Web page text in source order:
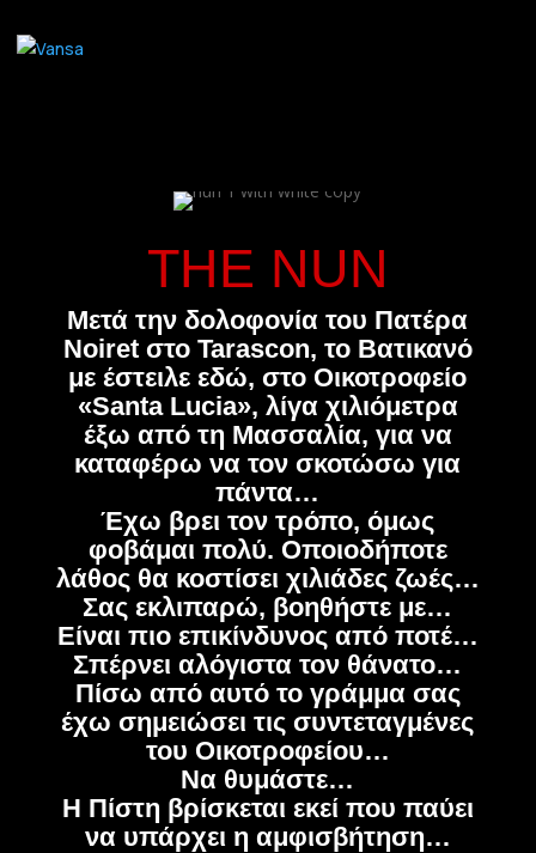
THE NUN
Μετά την δολοφονία του Πατέρα
Noiret στο Tarascon, το Βατικανό
με έστειλε εδώ, στο Οικοτροφείο
«Santa Lucia», λίγα χιλιόμετρα
έξω από τη Μασσαλία, για να
καταφέρω να τον σκοτώσω για
πάντα…
Έχω βρει τον τρόπο, όμως
φοβάμαι πολύ. Οποιοδήποτε
λάθος θα κοστίσει χιλιάδες ζωές…
Σας εκλιπαρώ, βοηθήστε με…
Είναι πιο επικίνδυνος από ποτέ…
Σπέρνει αλόγιστα τον θάνατο…
Πίσω από αυτό το γράμμα σας
έχω σημειώσει τις συντεταγμένες
του Οικοτροφείου…
Να θυμάστε…
Η Πίστη βρίσκεται εκεί που παύει
να υπάρχει η αμφισβήτηση…